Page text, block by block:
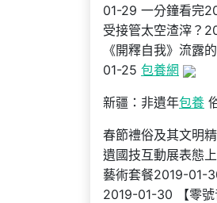
01-29 一分鐘看完
受接管太空渣滓？
《開釋自我》流露
01-25 包養網
新疆：非遺年包養
春節禮俗及其文明
遺國技互動展表態
藝術套餐2019-01-
2019-01-30 【零